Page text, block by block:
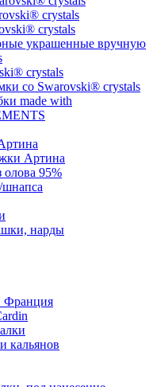
crystals
crystals
украшенные вручную
crystals
со Swarovski® crystals
made with
Артина
95%
нарды
Франция
кальянов